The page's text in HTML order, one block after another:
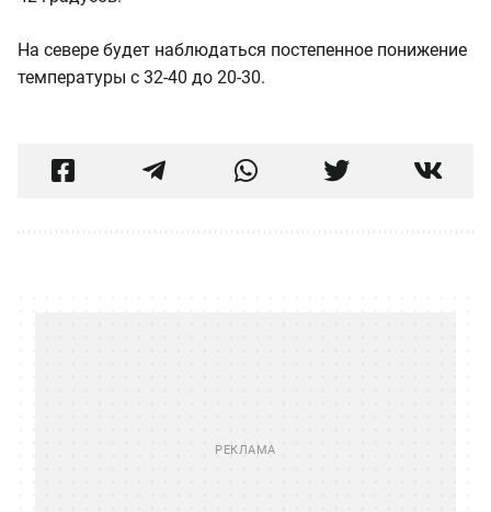
На севере будет наблюдаться постепенное понижение
температуры с 32-40 до 20-30.